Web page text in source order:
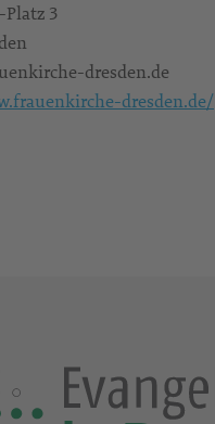
Platz 3
dresden.de
dresden.de/